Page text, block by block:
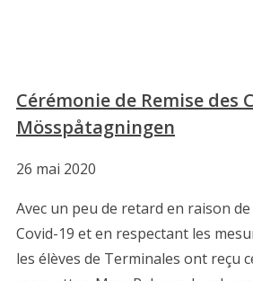
Cérémonie de Remise des
Mösspåtagningen
26 mai 2020
Avec un peu de retard en raison
Covid-19 et en respectant les
les élèves de Terminales ont reçu